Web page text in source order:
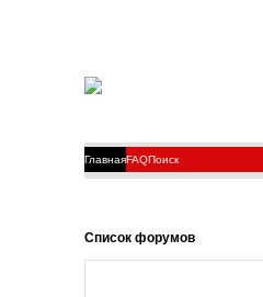
ГлавнаяFAQПоиск
Список форумов